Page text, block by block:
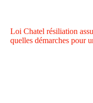
Loi Chatel résiliation
quelles démarches pour